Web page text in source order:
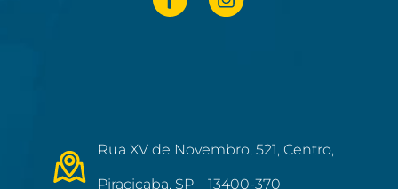
Rua XV de Novembro, 521, Centro,
Piracicaba, SP – 13400-370